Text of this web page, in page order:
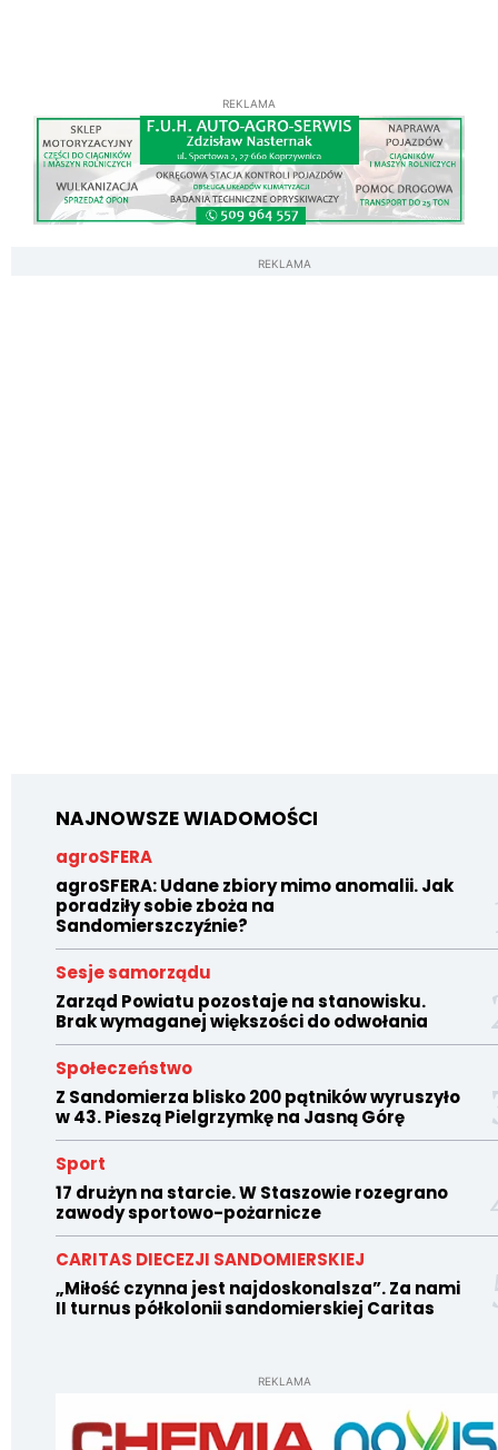
REKLAMA
REKLAMA
NAJNOWSZE WIADOMOŚCI
agroSFERA
agroSFERA: Udane zbiory mimo anomalii. Jak
poradziły sobie zboża na
Sandomierszczyźnie?
Sesje samorządu
Zarząd Powiatu pozostaje na stanowisku.
Brak wymaganej większości do odwołania
Społeczeństwo
Z Sandomierza blisko 200 pątników wyruszyło
w 43. Pieszą Pielgrzymkę na Jasną Górę
Sport
17 drużyn na starcie. W Staszowie rozegrano
zawody sportowo-pożarnicze
CARITAS DIECEZJI SANDOMIERSKIEJ
„Miłość czynna jest najdoskonalsza”. Za nami
II turnus półkolonii sandomierskiej Caritas
REKLAMA